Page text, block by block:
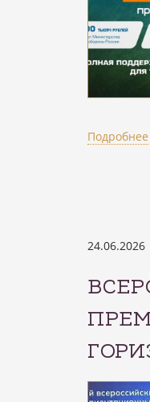
Подробнее
24.06.2026